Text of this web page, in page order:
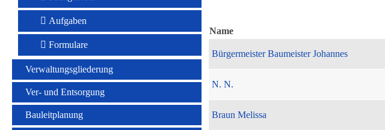
Aufgaben
Formulare
Verwaltungsgliederung
Ver- und Entsorgung
Bauleitplanung
Name
Bürgermeister Baumeister Johannes
N. N.
Braun Melissa